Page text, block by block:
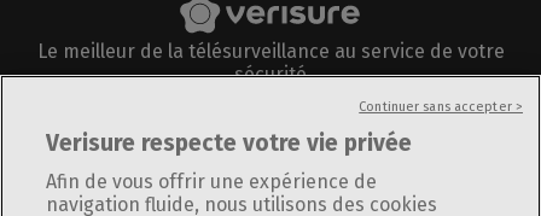
Le meilleur de la télésurveillance au service de votre
sécurité
Verisure respecte votre vie privée
Afin de vous offrir une expérience de
navigation fluide, nous utilisons des cookies
Continuer sans accepter >